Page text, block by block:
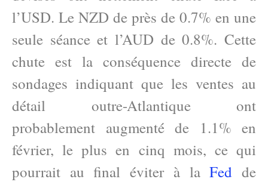
l’USD. Le NZD de près de 0.7% en une
seule séance et l’AUD de 0.8%. Cette
chute est la conséquence directe de
sondages indiquant que les ventes au
détail outre-Atlantique ont
probablement augmenté de 1.1% en
février, le plus en cinq mois, ce qui
pourrait au final éviter à laFed de